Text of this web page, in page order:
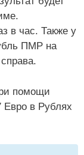
в час. Также у
ПМР на
помощи
Евро в Рублях